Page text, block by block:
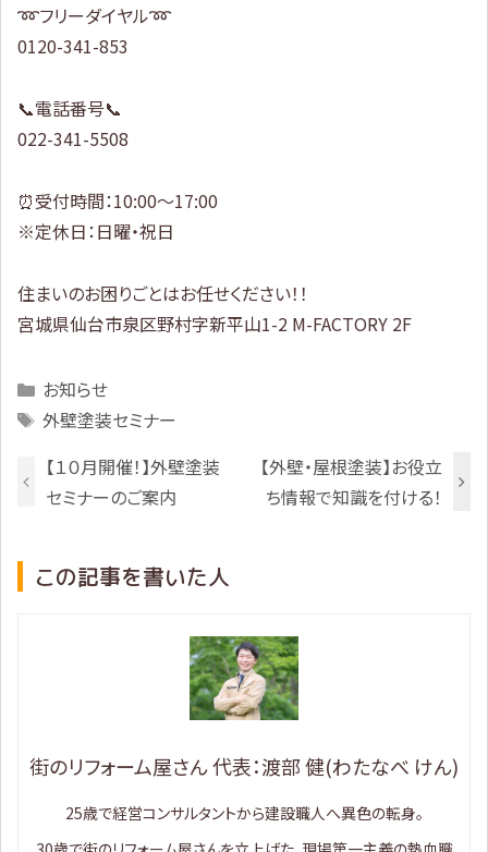
➿フリーダイヤル➿
0120-341-853
📞電話番号📞
022-341-5508
⏰受付時間：10:00～17:00
※定休日：日曜・祝日
住まいのお困りごとはお任せください！！
宮城県仙台市泉区野村字新平山1-2 M-FACTORY 2F
Categories
お知らせ
Tags
外壁塗装セミナー
【１０月開催！】外壁塗装
セミナーのご案内
【外壁・屋根塗装】お役立
ち情報で知識を付ける！
この記事を書いた人
街のリフォーム屋さん 代表：渡部 健(わたなべ けん)
25歳で経営コンサルタントから建設職人へ異色の転身。